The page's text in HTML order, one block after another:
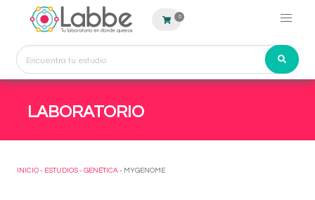
0
LABORATORIO
INICIO - ESTUDIOS - GENÉTICA - MYGENOME